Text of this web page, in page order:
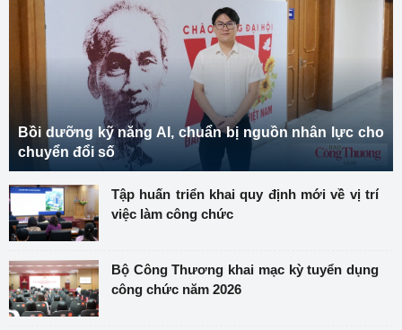
Bồi dưỡng kỹ năng AI, chuẩn bị nguồn nhân lực cho
chuyển đổi số
Tập huấn triển khai quy định mới về vị trí
việc làm công chức
Bộ Công Thương khai mạc kỳ tuyển dụng
công chức năm 2026